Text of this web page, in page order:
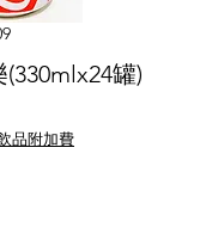
罐)
品附加費